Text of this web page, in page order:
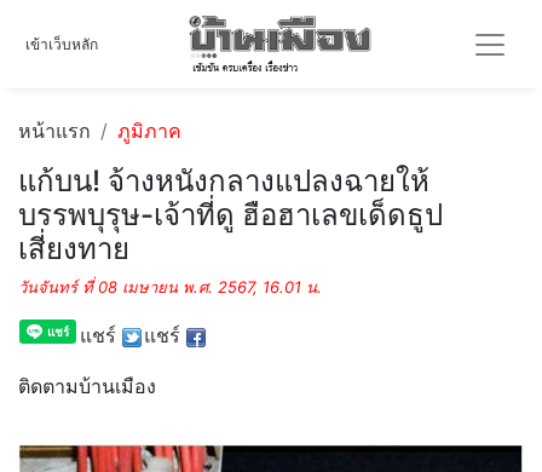
เข้าเว็บหลัก
หน้าแรก ภูมิภาค
แก้บน! จ้างหนังกลางแปลงฉายให้
บรรพบุรุษ-เจ้าที่ดู ฮือฮาเลขเด็ดธูป
เสี่ยงทาย
วันจันทร์ ที่ 08 เมษายน พ.ศ. 2567, 16.01 น.
แชร์ แชร์
ติดตามบ้านเมือง